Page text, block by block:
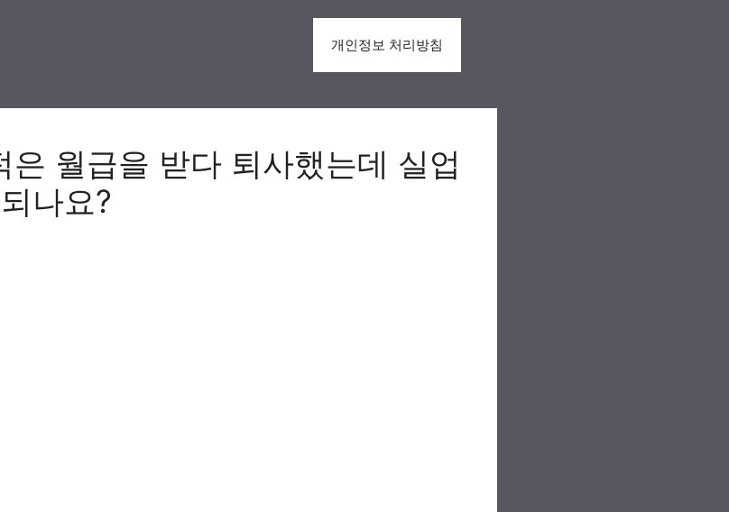
개인정보 처리방침
은 월급을 받다 퇴사했는데 실업
나요?